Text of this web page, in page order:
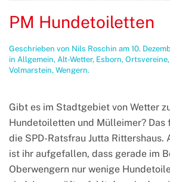
PM Hundetoiletten
Geschrieben von Nils Roschin am 10.
in Allgemein, Alt-Wetter, Esborn, Ortsvereine,
Volmarstein, Wengern.
Gibt es im Stadtgebiet von Wetter
Hundetoiletten und Mülleimer?
die SPD-Ratsfrau Jutta Rittershaus.
ist ihr aufgefallen, dass gerade im
Oberwengern nur wenige